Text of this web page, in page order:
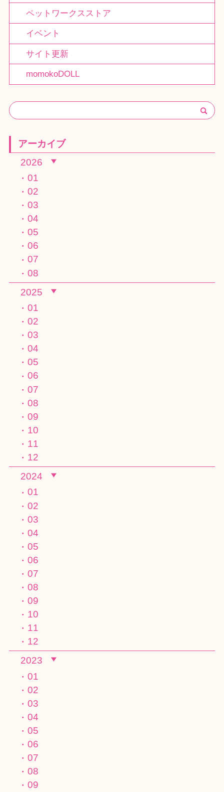
ペットワークスストア
イベント
サイト更新
momokoDOLL
アーカイブ
2026
01
02
03
04
05
06
07
08
2025
01
02
03
04
05
06
07
08
09
10
11
12
2024
01
02
03
04
05
06
07
08
09
10
11
12
2023
01
02
03
04
05
06
07
08
09